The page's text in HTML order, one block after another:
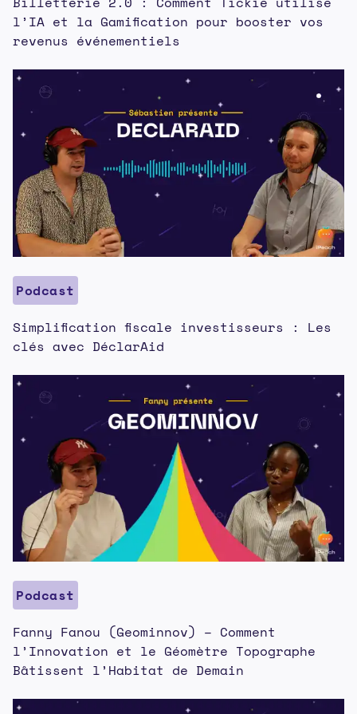
l’IA et la Gamification pour booster vos
revenus événementiels
Podcast
Simplification fiscale investisseurs : Les
clés avec DéclarAid
Podcast
Fanny Fanou (Geominnov) – Comment
l’Innovation et le Géomètre Topographe
Bâtissent l’Habitat de Demain